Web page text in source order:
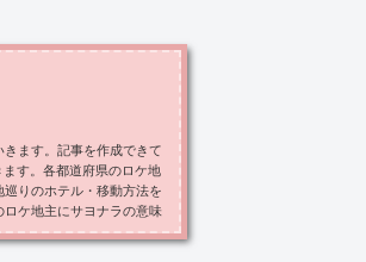
ます。記事を作成できて
す。各都道府県のロケ地
りのホテル・移動方法を
ケ地主にサヨナラの意味
方の乃木坂46のロケ地東
青森・岩手・宮城・福島